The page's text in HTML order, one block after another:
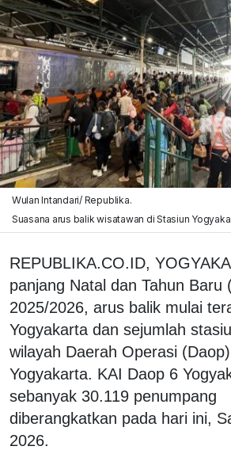
Wulan Intandari/ Republika.
Suasana arus balik wisatawan di Stasiun
REPUBLIKA.CO.ID,
panjang Natal dan Tahun Baru
2025/2026, arus balik mulai
Yogyakarta dan sejumlah
wilayah Daerah Operasi
Yogyakarta. KAI Daop 6
sebanyak 30.119 penumpang
diberangkatkan pada hari ini,
2026.